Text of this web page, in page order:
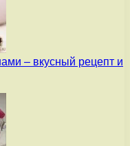
– вкусный рецепт и